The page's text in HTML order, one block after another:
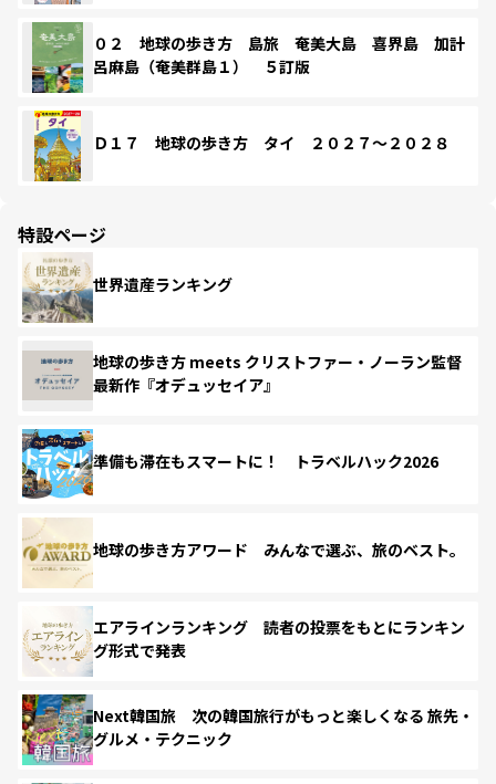
０２ 地球の歩き方 島旅 奄美大島 喜界島 加計
呂麻島（奄美群島１） ５訂版
Ｄ１７ 地球の歩き方 タイ ２０２７～２０２８
特設ページ
世界遺産ランキング
地球の歩き方 meets クリストファー・ノーラン監督
最新作『オデュッセイア』
準備も滞在もスマートに！ トラベルハック2026
地球の歩き方アワード みんなで選ぶ、旅のベスト。
エアラインランキング 読者の投票をもとにランキン
グ形式で発表
Next韓国旅 次の韓国旅行がもっと楽しくなる 旅先・
グルメ・テクニック